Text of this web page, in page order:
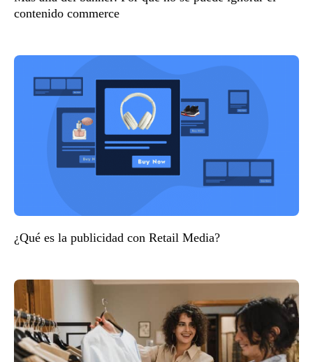
contenido commerce
¿Qué es la publicidad con Retail Media?